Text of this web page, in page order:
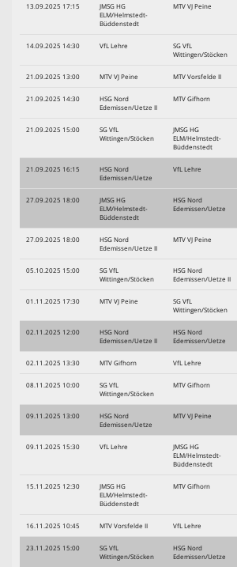
Links
13.09.2025 17:15
JMSG HG
ELM/Helmstedt-
Büddenstedt
MTV VJ Peine
14.09.2025 14:30 VfL Lehre
SG VfL
Wittingen/Stöcken
21.09.2025 13:00 MTV VJ Peine MTV Vorsfelde II
21.09.2025 14:30
HSG Nord
Edemissen/Uetze II
MTV Gifhorn
21.09.2025 15:00
SG VfL
Wittingen/Stöcken
JMSG HG
ELM/Helmstedt-
Büddenstedt
21.09.2025 16:15
HSG Nord
Edemissen/Uetze
VfL Lehre
27.09.2025 18:00
JMSG HG
ELM/Helmstedt-
Büddenstedt
HSG Nord
Edemissen/Uetze
27.09.2025 18:00
HSG Nord
Edemissen/Uetze II
MTV VJ Peine
05.10.2025 15:00
SG VfL
Wittingen/Stöcken
HSG Nord
Edemissen/Uetze II
01.11.2025 17:30 MTV VJ Peine
SG VfL
Wittingen/Stöcken
02.11.2025 12:00
HSG Nord
Edemissen/Uetze II
HSG Nord
Edemissen/Uetze
02.11.2025 13:30 MTV Gifhorn VfL Lehre
08.11.2025 10:00
SG VfL
Wittingen/Stöcken
MTV Gifhorn
09.11.2025 13:00
HSG Nord
Edemissen/Uetze
MTV VJ Peine
09.11.2025 15:30 VfL Lehre
JMSG HG
ELM/Helmstedt-
Büddenstedt
15.11.2025 12:30
JMSG HG
ELM/Helmstedt-
Büddenstedt
MTV Gifhorn
16.11.2025 10:45 MTV Vorsfelde II VfL Lehre
23.11.2025 15:00
SG VfL
Wittingen/Stöcken
HSG Nord
Edemissen/Uetze